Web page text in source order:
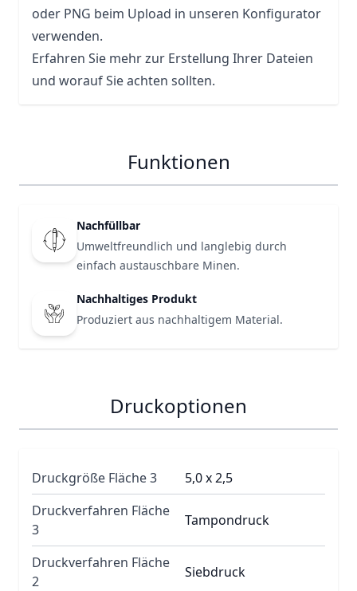
oder PNG beim Upload in unseren Konfigurator
verwenden.
Erfahren Sie mehr zur Erstellung Ihrer Dateien
und worauf Sie achten sollten.
Funktionen
Nachfüllbar
Umweltfreundlich und langlebig durch
einfach austauschbare Minen.
Nachhaltiges Produkt
Produziert aus nachhaltigem Material.
Druckoptionen
Druckgröße Fläche 3
5,0 x 2,5
Druckverfahren Fläche
3
Tampondruck
Druckverfahren Fläche
2
Siebdruck